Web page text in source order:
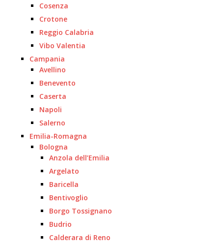
Cosenza
Crotone
Reggio Calabria
Vibo Valentia
Campania
Avellino
Benevento
Caserta
Napoli
Salerno
Emilia-Romagna
Bologna
Anzola dell’Emilia
Argelato
Baricella
Bentivoglio
Borgo Tossignano
Budrio
Calderara di Reno